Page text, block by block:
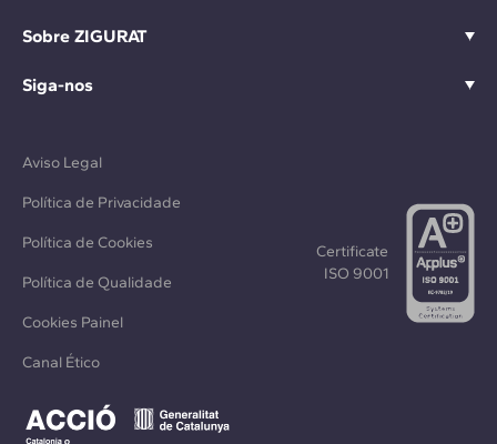
Sobre ZIGURAT
Siga-nos
Aviso Legal
Política de Privacidade
Política de Cookies
Política de Qualidade
Cookies Painel
Canal Ético
Certificate
ISO 9001